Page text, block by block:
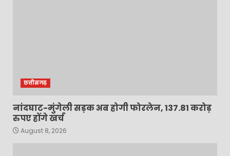
छत्तीसगढ़
नांदघाट-मुंगेली सड़क अब होगी फोरलेन, 137.81 करोड़
रुपए होंगे खर्च
August 8, 2026